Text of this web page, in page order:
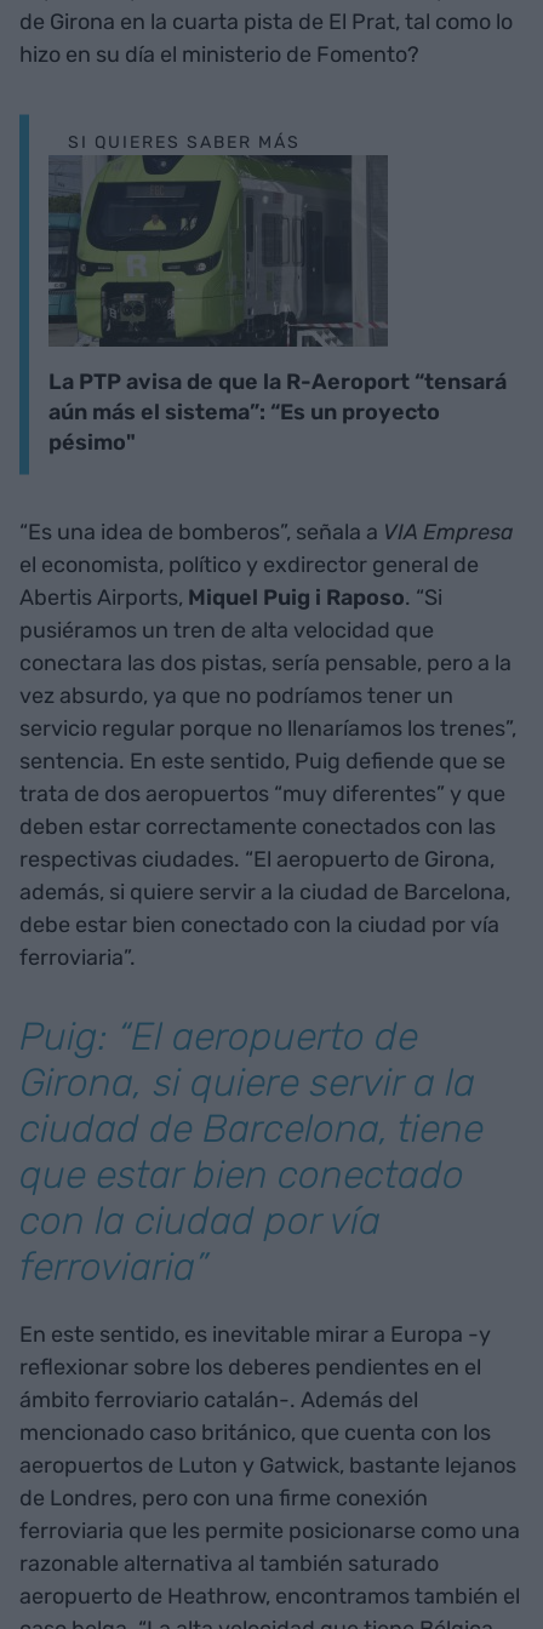
de Girona en la cuarta pista de El Prat, tal como lo
hizo en su día el ministerio de Fomento?
SI QUIERES SABER MÁS
La PTP avisa de que la R-Aeroport “tensará
aún más el sistema”: “Es un proyecto
pésimo"
“Es una idea de bomberos”, señala a VIA Empresa
el economista, político y exdirector general de
Abertis Airports, Miquel Puig i Raposo. “Si
pusiéramos un tren de alta velocidad que
conectara las dos pistas, sería pensable, pero a la
vez absurdo, ya que no podríamos tener un
servicio regular porque no llenaríamos los trenes”,
sentencia. En este sentido, Puig defiende que se
trata de dos aeropuertos “muy diferentes” y que
deben estar correctamente conectados con las
respectivas ciudades. “El aeropuerto de Girona,
además, si quiere servir a la ciudad de Barcelona,
debe estar bien conectado con la ciudad por vía
ferroviaria”.
Puig: “El aeropuerto de
Girona, si quiere servir a la
ciudad de Barcelona, tiene
que estar bien conectado
con la ciudad por vía
ferroviaria”
En este sentido, es inevitable mirar a Europa -y
reflexionar sobre los deberes pendientes en el
ámbito ferroviario catalán-. Además del
mencionado caso británico, que cuenta con los
aeropuertos de Luton y Gatwick, bastante lejanos
de Londres, pero con una firme conexión
ferroviaria que les permite posicionarse como una
razonable alternativa al también saturado
aeropuerto de Heathrow, encontramos también el